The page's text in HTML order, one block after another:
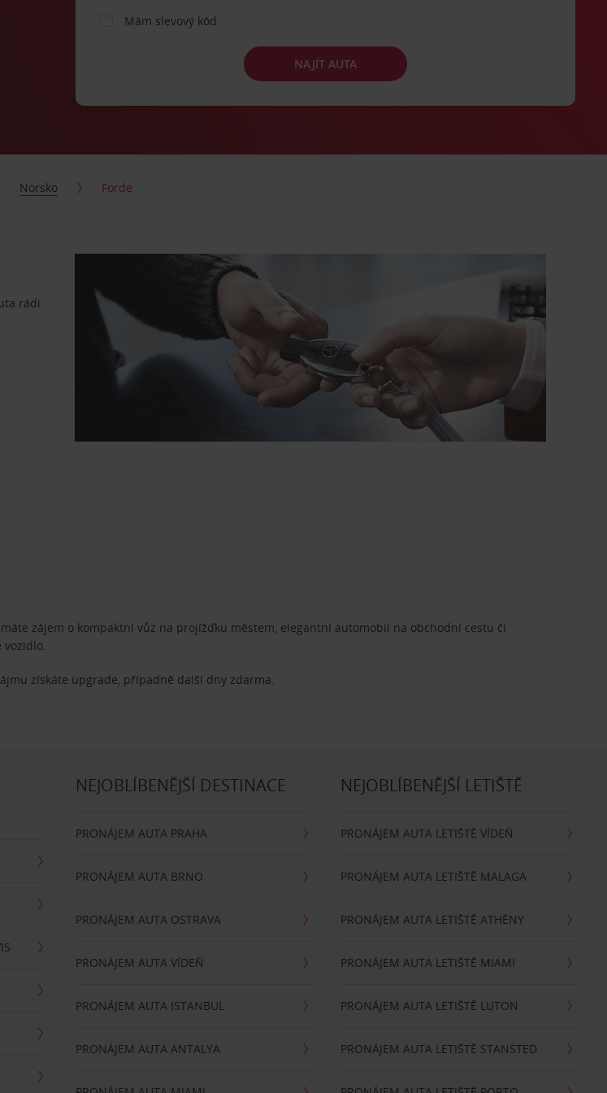
Mám slevový kód
NAJÍT AUTA
Norsko Forde
rádi
zájem o kompaktní vůz na projížďku městem, elegantní automobil na obchodní cestu či
získáte upgrade, případně další dny zdarma.
NEJOBLÍBENĚJŠÍ DESTINACE
PRONÁJEM AUTA PRAHA
PRONÁJEM AUTA BRNO
PRONÁJEM AUTA OSTRAVA
PRONÁJEM AUTA VÍDEŇ
PRONÁJEM AUTA ISTANBUL
PRONÁJEM AUTA ANTALYA
NEJOBLÍBENĚJŠÍ LETIŠTĚ
PRONÁJEM AUTA LETIŠTĚ VÍDEŇ
PRONÁJEM AUTA LETIŠTĚ MALAGA
PRONÁJEM AUTA LETIŠTĚ ATHÉNY
PRONÁJEM AUTA LETIŠTĚ MIAMI
PRONÁJEM AUTA LETIŠTĚ LUTON
PRONÁJEM AUTA LETIŠTĚ STANSTED